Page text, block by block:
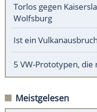
Torlos gegen
Wolfsburg
Ist ein
5 VW-Prototypen,
Meistgelesen